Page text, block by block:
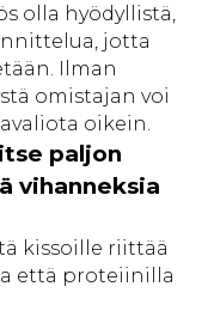
olla hyödyllistä,
jotta
Ilman
omistajan voi
oikein.
paljon
vihanneksia
kissoille riittää
että proteiinilla